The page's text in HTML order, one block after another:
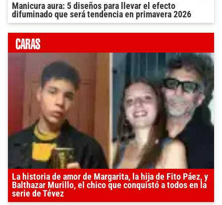
Manicura aura: 5 diseños para llevar el efecto
difuminado que será tendencia en primavera 2026
La historia de amor de Margarita, la hija de Fito Páez, y
Balthazar Murillo, el chico que conquistó a todos en la
serie de Tévez